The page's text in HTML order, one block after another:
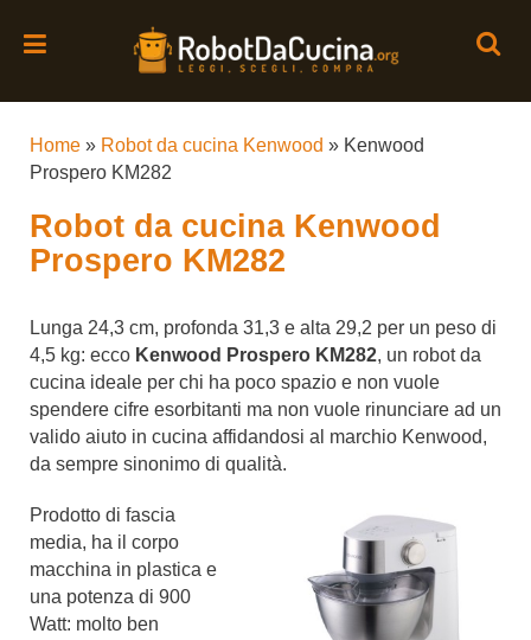
Home » Robot da cucina Kenwood » Kenwood
Prospero KM282
Robot da cucina Kenwood
Prospero KM282
Lunga 24,3 cm, profonda 31,3 e alta 29,2 per un peso di
4,5 kg: ecco Kenwood Prospero KM282, un robot da
cucina ideale per chi ha poco spazio e non vuole
spendere cifre esorbitanti ma non vuole rinunciare ad un
valido aiuto in cucina affidandosi al marchio Kenwood,
da sempre sinonimo di qualità.
Prodotto di fascia
media, ha il corpo
macchina in plastica e
una potenza di 900
Watt: molto ben